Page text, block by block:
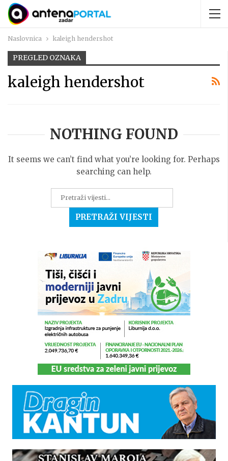
Naslovnica kaleigh hendershot
PREGLED OZNAKA
kaleigh hendershot
NOTHING FOUND
It seems we can’t find what you’re looking for. Perhaps
searching can help.